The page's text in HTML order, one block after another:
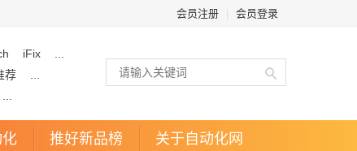
会员注册 会员登录
iFix
荐
推好新品榜 关于自动化网